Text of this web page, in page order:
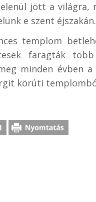
jött a világra,
e szent éjszakán.
templom
faragták
minden évben
körúti